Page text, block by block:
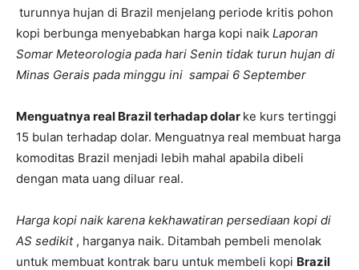
turunnya hujan di Brazil menjelang periode kritis pohon
kopi berbunga menyebabkan harga kopi naik Laporan
Somar Meteorologia pada hari Senin tidak turun hujan di
Minas Gerais pada minggu ini sampai 6 September
Menguatnya real Brazil terhadap dolar ke kurs tertinggi
15 bulan terhadap dolar. Menguatnya real membuat harga
komoditas Brazil menjadi lebih mahal apabila dibeli
dengan mata uang diluar real.
Harga kopi naik karena kekhawatiran persediaan kopi di
AS sedikit, harganya naik. Ditambah pembeli menolak
untuk membuat kontrak baru untuk membeli kopi Brazil